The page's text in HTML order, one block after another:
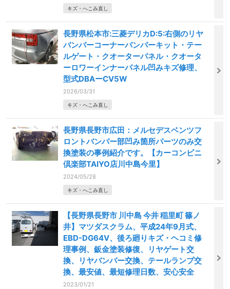
キズ・へこみ直し
長野県松本市:三菱デリカD:5:右側のリヤ
バンパーコーナーバンパーキット・テー
ルゲート・クオーターパネル・クオータ
ーロワーインナーパネル凹みキズ修理、
型式DBAーCV5W
2026/03/31
キズ・へこみ直し
長野県長野市広田：メルセデスベンツフ
ロントバンパー部凹み箇所パーツのみ交
換塗装の事例紹介です。【カーコンビニ
倶楽部TAIYO店川中島今里】
2024/05/28
キズ・へこみ直し
【長野県長野市 川中島 今井 稲里町 篠ノ
井】マツダスクラム、平成24年9月式、
EBD-DG64V、後ろ廻りキズ・ヘコミ修
理事例、鈑金塗装修復、リヤゲート交
換、リヤバンパー交換、テールランプ交
換、最安値、最短修理日数、安心安全
2023/01/21